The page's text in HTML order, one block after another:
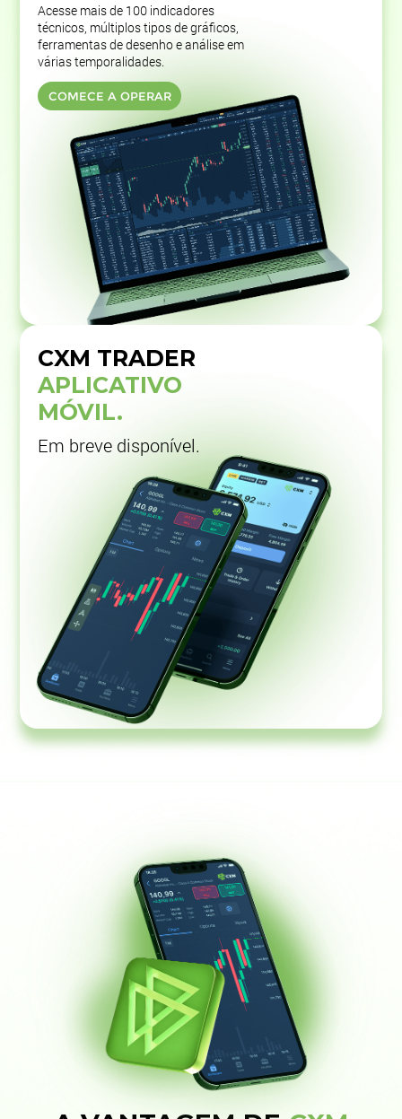
Acesse mais de 100 indicadores
técnicos, múltiplos tipos de gráficos,
ferramentas de desenho e análise em
várias temporalidades.
COMECE A OPERAR
CXM TRADER
APLICATIVO
MÓVIL.
Em breve disponível.